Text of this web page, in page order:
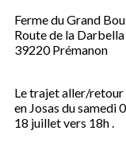
Ferme du Grand
Route de la Darbella
39220 Prémanon
Le trajet aller/retour
en Josas du samedi
18 juillet vers 18h .